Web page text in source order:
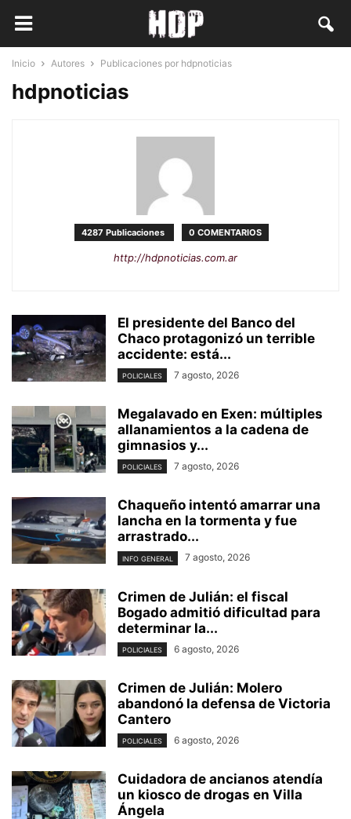
Inicio Autores Publicaciones por hdpnoticias
hdpnoticias
4287 Publicaciones 0 COMENTARIOS
http://hdpnoticias.com.ar
El presidente del Banco del
Chaco protagonizó un terrible
accidente: está...
POLICIALES 7 agosto, 2026
Megalavado en Exen: múltiples
allanamientos a la cadena de
gimnasios y...
POLICIALES 7 agosto, 2026
Chaqueño intentó amarrar una
lancha en la tormenta y fue
arrastrado...
INFO GENERAL 7 agosto, 2026
Crimen de Julián: el fiscal
Bogado admitió dificultad para
determinar la...
POLICIALES 6 agosto, 2026
Crimen de Julián: Molero
abandonó la defensa de Victoria
Cantero
POLICIALES 6 agosto, 2026
Cuidadora de ancianos atendía
un kiosco de drogas en Villa
Ángela